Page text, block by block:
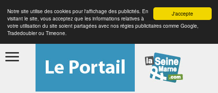
J'accepte
Notre site utilise des cookies pour l'affichage des publicités. En
visitant le site, vous acceptez que les informations relatives à
votre utilisation du site soient partagées avec nos régies publicitaires comme Google,
Tradedoubler ou Timeone.